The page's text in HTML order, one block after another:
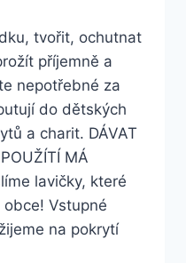
tvořit, ochutnat
příjemně a
nepotřebné za
do dětských
a charit. DÁVAT
MÁ
lavičky, které
Vstupné
na pokrytí